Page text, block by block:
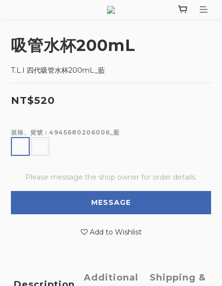
吸管水杯200mL
T.L.I 四代吸管水杯200mL_藍
NT$520
規格、貨號 : 4945680206006_藍
Please message the shop owner for order details.
MESSAGE
Add to Wishlist
Additional
Shipping &